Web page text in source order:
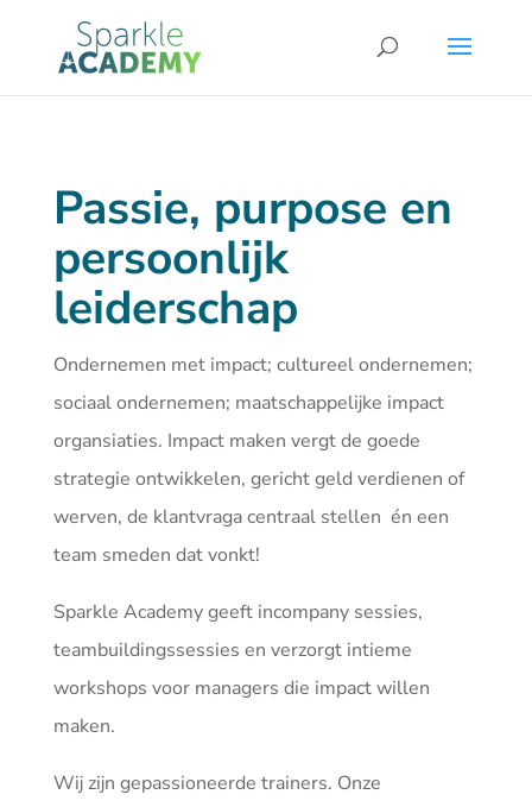
Passie, purpose en
persoonlijk
leiderschap
Ondernemen met impact; cultureel ondernemen;
sociaal ondernemen; maatschappelijke impact
organsiaties. Impact maken vergt de goede
strategie ontwikkelen, gericht geld verdienen of
werven, de klantvraga centraal stellen én een
team smeden dat vonkt!
Sparkle Academy geeft incompany sessies,
teambuildingssessies en verzorgt intieme
workshops voor managers die impact willen
maken.
Wij zijn gepassioneerde trainers. Onze